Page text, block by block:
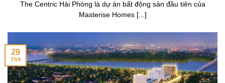
The Centric Hải Phòng là dự án bất động sản đầu tiên của
Masterise Homes [...]
29
Th9